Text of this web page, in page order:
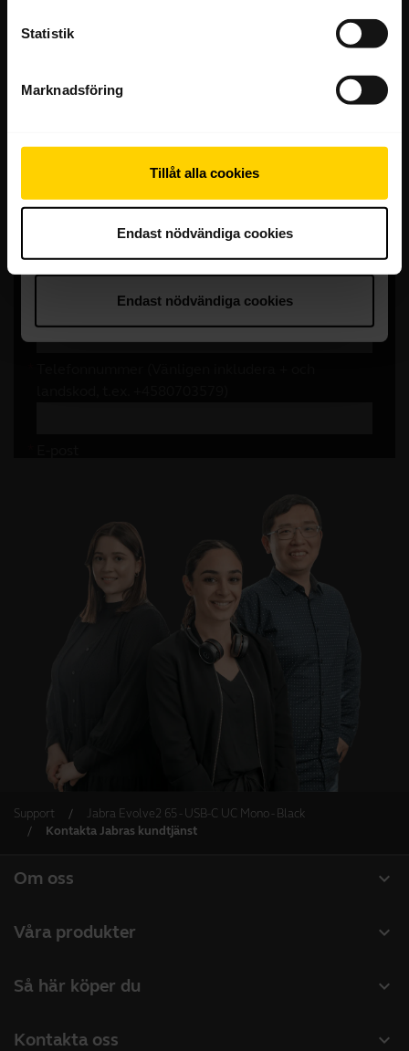
Statistik
Marknadsföring
Tillåt alla cookies
Endast nödvändiga cookies
Support
Jabra Evolve2 65 - USB-C UC Mono - Black
Kontakta Jabras kundtjänst
expand_more
Om oss
Hållbarhet
expand_more
Våra produkter
Konferenskameror
expand_more
Så här köper du
expand_more
Kontakta oss